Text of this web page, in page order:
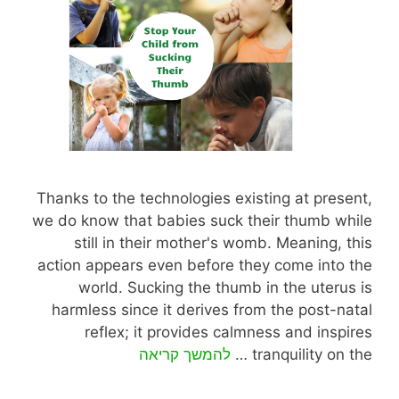
Thanks to the technologies existing at present,
we do know that babies suck their thumb while
still in their mother's womb. Meaning, this
action appears even before they come into the
world. Sucking the thumb in the uterus is
harmless since it derives from the post-natal
reflex; it provides calmness and inspires
tranquility on the …
להמשך קריאה